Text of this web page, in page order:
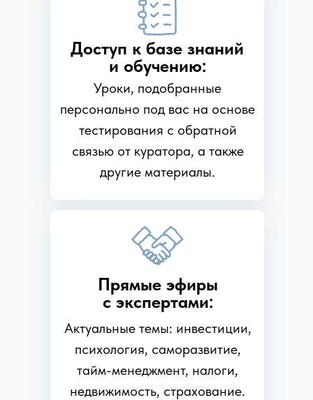
Доступ к базе знаний
и обучению:
Уроки, подобранные
персонально под вас на основе
тестирования с обратной
связью от куратора, а также
другие материалы.
Прямые эфиры
с экспертами:
Актуальные темы: инвестиции,
психология, саморазвитие,
тайм-менеджмент, налоги,
недвижимость, страхование.